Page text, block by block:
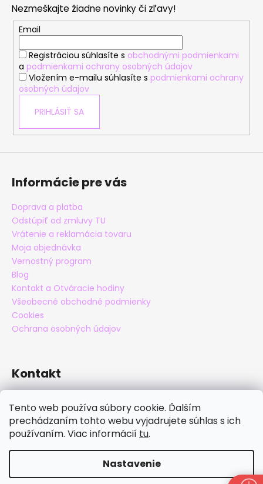
Tento web používa súbory cookie. Ďalším
prechádzaním tohto webu vyjadrujete súhlas s ich
používaním. Viac informácií tu.
Nastavenie
a
c
i
e
p
r
ý
p
Nezmeškajte žiadne novinky či zľavy!
Email
Registráciou súhlasíte s obchodnými podmienkami
a podmienkami ochrany osobných údajov
Vložením e-mailu súhlasíte s podmienkami ochrany
osobných údajov
PRIHLÁSIŤ SA
Informácie pre vás
Doprava a platba
Odstúpiť od zmluvy TU
Vrátenie a reklamácia tovaru
Moja objednávka
Vernostný program
Blog
Kontakt a Otváracie hodiny
Všeobecné obchodné podmienky
Cookies
Ochrana osobných údajov
Kontakt
+421 905 838 706
maxatko
maxatko_barefoot